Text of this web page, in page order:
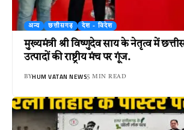
अन्य छत्तीसगढ़ देश - विदेश
मुख्यमंत्री श्री विष्णुदेव साय के नेतृत्व में
उत्पादों की राष्ट्रीय मंच पर गूंज.
BYHUM VATAN NEWS5 MIN READ